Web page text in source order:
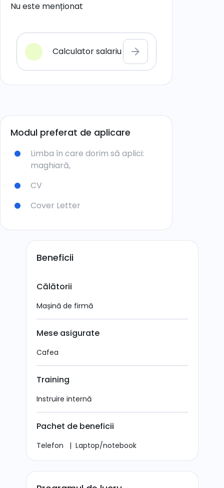
Nu este menționat
Calculator salariu arrow_forward
Modul preferat de aplicare
Limba în care dorim să aplici:
maghiară,
CV
Cover Letter
Beneficii
Călătorii
Mașină de firmă
Mese asigurate
Cafea
Training
Instruire internă
Pachet de beneficii
Telefon | Laptop/notebook